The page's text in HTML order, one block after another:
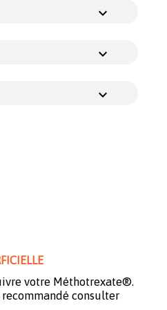
votre Méthotrexate®.
consulter